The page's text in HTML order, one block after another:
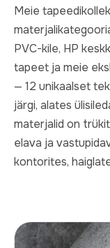
Meie
PVC-kile, HP
tapeet ja meie
— 12 unikaalset
järgi, alates
materjalid on
elava ja
kontorites,